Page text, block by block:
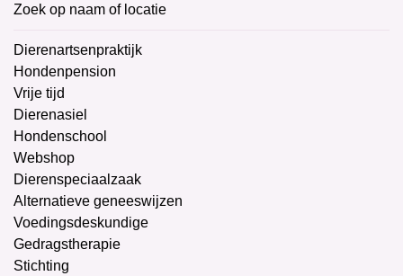
Zoek op naam of locatie
Dierenartsenpraktijk
Hondenpension
Vrije tijd
Dierenasiel
Hondenschool
Webshop
Dierenspeciaalzaak
Alternatieve geneeswijzen
Voedingsdeskundige
Gedragstherapie
Stichting